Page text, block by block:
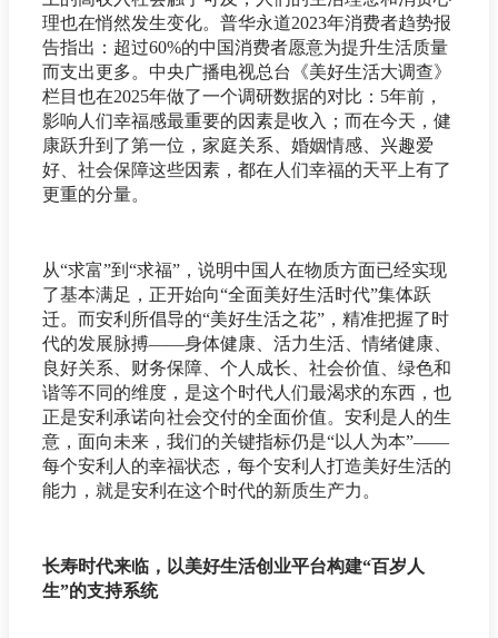
理也在悄然发生变化。普华永道2023年消费者趋势报
告指出：超过60%的中国消费者愿意为提升生活质量
而支出更多。中央广播电视总台《美好生活大调查》
栏目也在2025年做了一个调研数据的对比：5年前，
影响人们幸福感最重要的因素是收入；而在今天，健
康跃升到了第一位，家庭关系、婚姻情感、兴趣爱
好、社会保障这些因素，都在人们幸福的天平上有了
更重的分量。
从“求富”到“求福”，说明中国人在物质方面已经实现
了基本满足，正开始向“全面美好生活时代”集体跃
迁。而安利所倡导的“美好生活之花”，精准把握了时
代的发展脉搏——身体健康、活力生活、情绪健康、
良好关系、财务保障、个人成长、社会价值、绿色和
谐等不同的维度，是这个时代人们最渴求的东西，也
正是安利承诺向社会交付的全面价值。安利是人的生
意，面向未来，我们的关键指标仍是“以人为本”——
每个安利人的幸福状态，每个安利人打造美好生活的
能力，就是安利在这个时代的新质生产力。
长寿时代来临，以美好生活创业平台构建“百岁人
生”的支持系统